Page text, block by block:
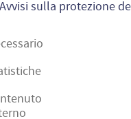
carota
Wilde
Avvisi sulla protezione